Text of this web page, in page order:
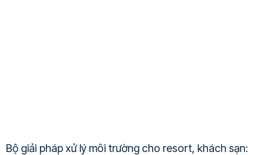
Bộ giải pháp xử lý môi trường cho resort, khách sạn: